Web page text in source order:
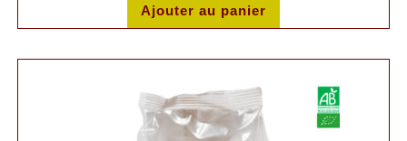
Ajouter au panier